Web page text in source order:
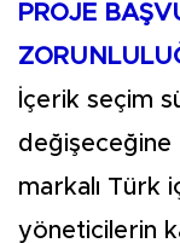
PROJE
İçerik seçim
değişeceğine
markalı Türk
yöneticilerin